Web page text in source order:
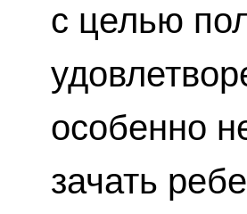
с целью
особенно
зачать